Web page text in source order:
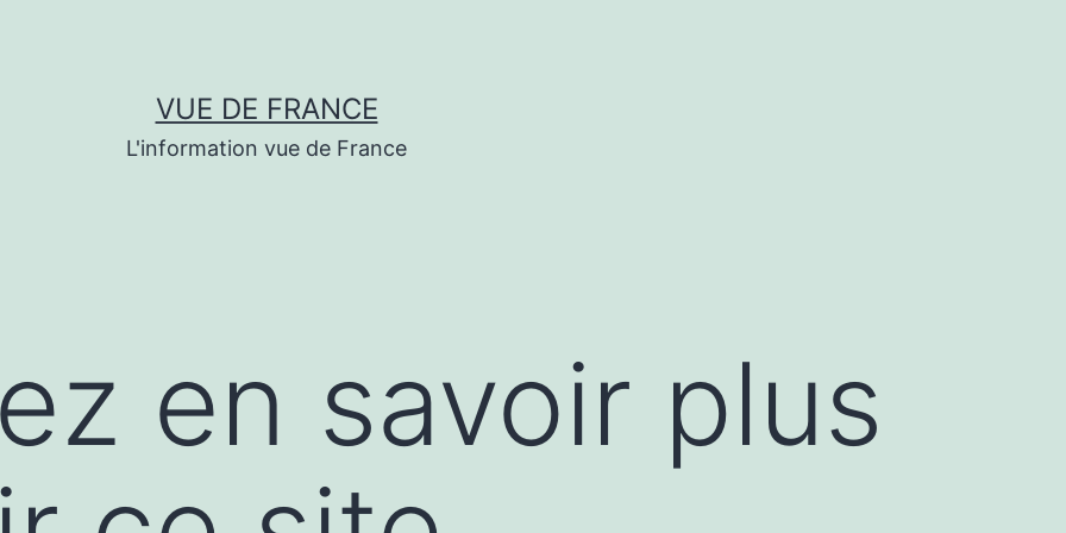
VUE DE FRANCE
L'information vue de France
en savoir plus